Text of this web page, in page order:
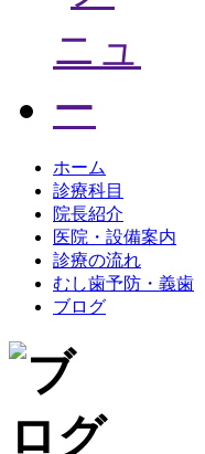
ホーム
診療科目
院長紹介
医院・設備案内
診療の流れ
むし歯予防・義歯
ブログ